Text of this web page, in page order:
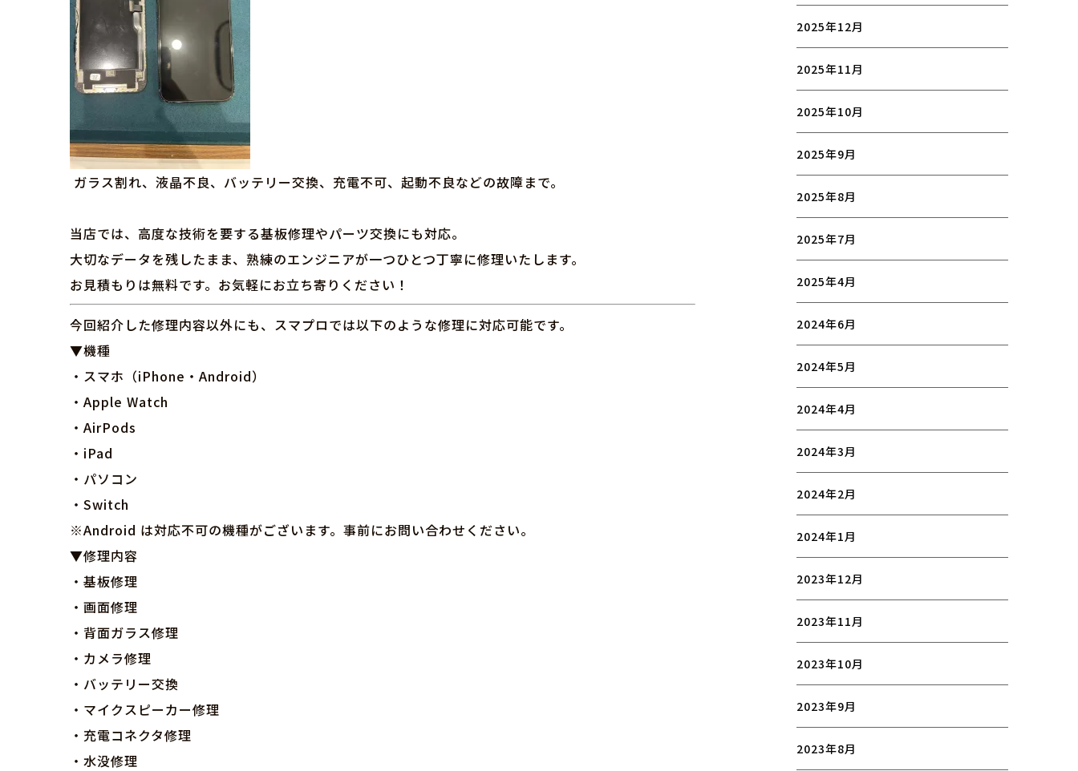
ガラス割れ、液晶不良、バッテリー交換、充電不可、起動不良などの故障まで。
当店では、高度な技術を要する基板修理やパーツ交換にも対応。
大切なデータを残したまま、熟練のエンジニアが一つひとつ丁寧に修理いたします。
お見積もりは無料です。お気軽にお立ち寄りください！
今回紹介した修理内容以外にも、スマプロでは以下のような修理に対応可能です。
▼機種
・スマホ（iPhone・Android）
・Apple Watch
・AirPods
・iPad
・パソコン
・Switch
※Android は対応不可の機種がございます。事前にお問い合わせください。
▼修理内容
・基板修理
・画面修理
・背面ガラス修理
・カメラ修理
・バッテリー交換
・マイクスピーカー修理
・充電コネクタ修理
・水没修理
2025年12月
2025年11月
2025年10月
2025年9月
2025年8月
2025年7月
2025年4月
2024年6月
2024年5月
2024年4月
2024年3月
2024年2月
2024年1月
2023年12月
2023年11月
2023年10月
2023年9月
2023年8月